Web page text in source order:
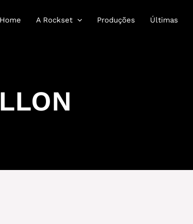
A Rockset Produções Últimas